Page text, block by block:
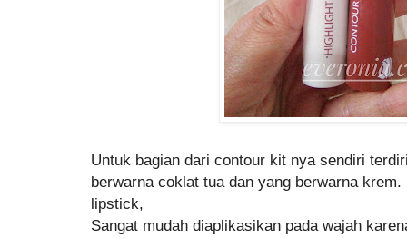
Untuk bagian dari contour kit nya sendiri
berwarna coklat tua dan yang berwarna
lipstick,
Sangat mudah diaplikasikan pada wajah